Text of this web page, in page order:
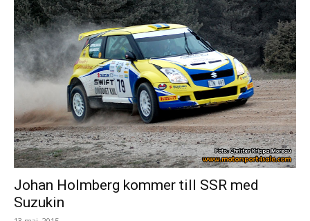
Johan Holmberg kommer till SSR med
Suzukin